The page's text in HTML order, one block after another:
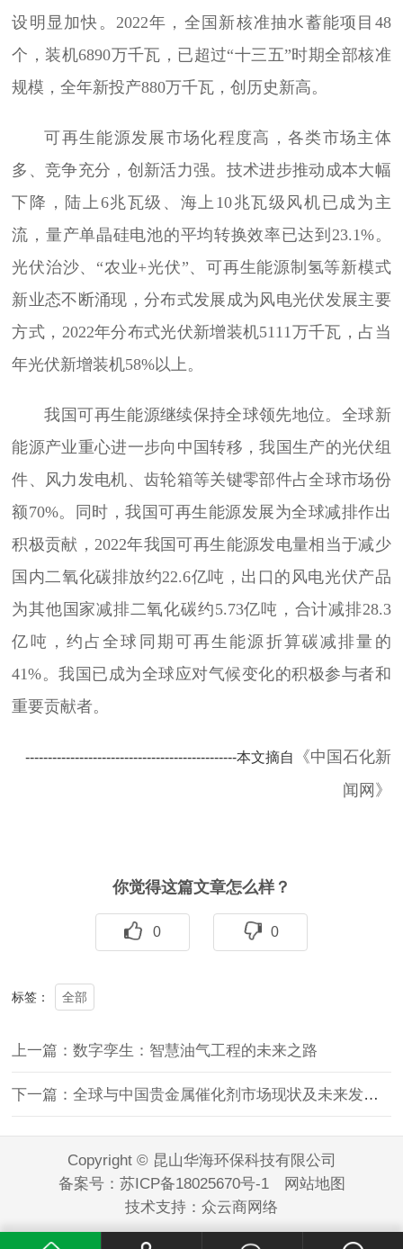
设明显加快。2022年，全国新核准抽水蓄能项目48
个，装机6890万千瓦，已超过“十三五”时期全部核准
规模，全年新投产880万千瓦，创历史新高。
可再生能源发展市场化程度高，各类市场主体
多、竞争充分，创新活力强。技术进步推动成本大幅
下降，陆上6兆瓦级、海上10兆瓦级风机已成为主
流，量产单晶硅电池的平均转换效率已达到23.1%。
光伏治沙、“农业+光伏”、可再生能源制氢等新模式
新业态不断涌现，分布式发展成为风电光伏发展主要
方式，2022年分布式光伏新增装机5111万千瓦，占当
年光伏新增装机58%以上。
我国可再生能源继续保持全球领先地位。全球新
能源产业重心进一步向中国转移，我国生产的光伏组
件、风力发电机、齿轮箱等关键零部件占全球市场份
额70%。同时，我国可再生能源发展为全球减排作出
积极贡献，2022年我国可再生能源发电量相当于减少
国内二氧化碳排放约22.6亿吨，出口的风电光伏产品
为其他国家减排二氧化碳约5.73亿吨，合计减排28.3
亿吨，约占全球同期可再生能源折算碳减排量的
41%。我国已成为全球应对气候变化的积极参与者和
重要贡献者。
-----------------------------------------------本文摘自
《中国石化新
闻网》
你觉得这篇文章怎么样？
0 0
标签： 全部
上一篇：数字孪生：智慧油气工程的未来之路
下一篇：全球与中国贵金属催化剂市场现状及未来发展趋势
Copyright © 昆山华海环保科技有限公司
备案号： 苏ICP备18025670号-1
网站地图
技术支持： 众云商网络